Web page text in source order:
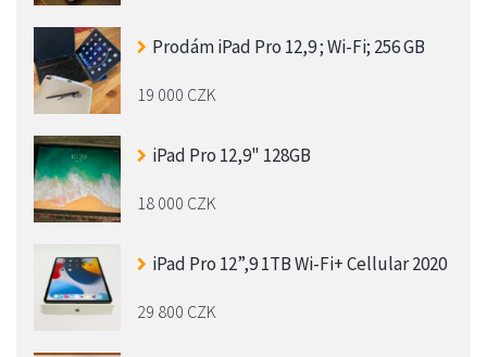
Prodám iPad Pro 12,9 ; Wi-Fi; 256 GB
19 000 CZK
iPad Pro 12,9" 128GB
18 000 CZK
iPad Pro 12”,9 1TB Wi-Fi+ Cellular 2020
29 800 CZK